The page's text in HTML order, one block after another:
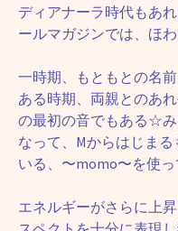
ディアナーラ時代もあ
ールマガジンでは、ほ
一時期、もともとの名
ある時期、両親とのあ
の最初の音でもある☆
なって、Mからはじま
いる、〜momo〜を使っ
エネルギーがさらに上